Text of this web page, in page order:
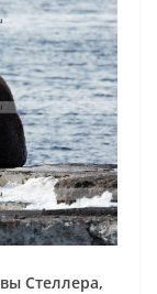
Стеллера,